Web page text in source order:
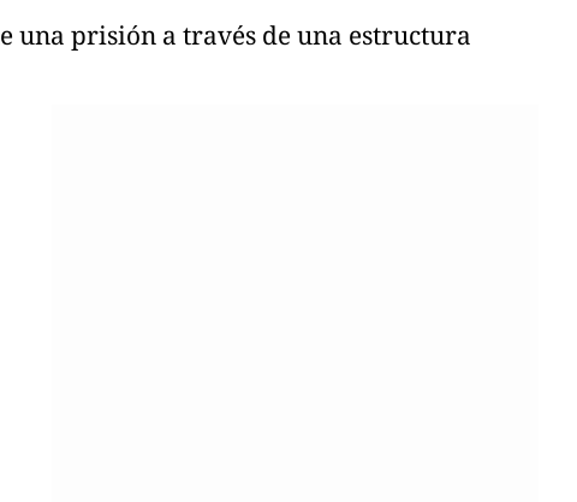
una prisión a través de una estructura